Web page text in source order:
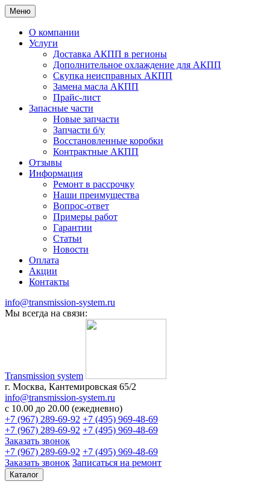
Меню
О компании
Услуги
Доставка АКПП в регионы
Дополнительное охлаждение для АКПП
Скупка неисправных АКПП
Замена масла АКПП
Прайс-лист
Запасные части
Новые запчасти
Запчасти б/у
Восстановленные коробки
Контрактные АКПП
Отзывы
Информация
Ремонт в рассрочку
Наши преимущества
Вопрос-ответ
Примеры работ
Гарантии
Статьи
Новости
Оплата
Акции
Контакты
info@transmission-system.ru
Мы всегда на связи:
Transmission system
г. Москва, Кантемировская 65/2
info@transmission-system.ru
с 10.00 до 20.00 (ежедневно)
+7 (967) 289-69-92 +7 (495) 969-48-69
+7 (967) 289-69-92 +7 (495) 969-48-69
Заказать звонок
+7 (967) 289-69-92 +7 (495) 969-48-69
Заказать звонок Записаться на ремонт
Каталог